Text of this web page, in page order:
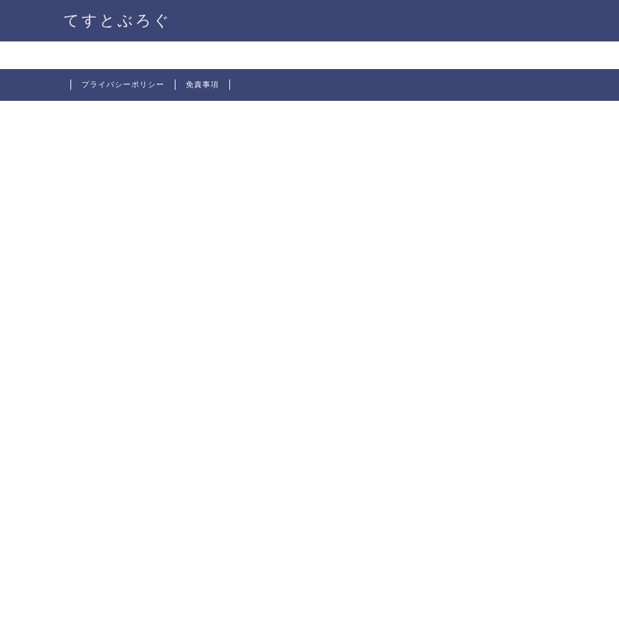
てすとぶろぐ
プライバシーポリシー 免責事項